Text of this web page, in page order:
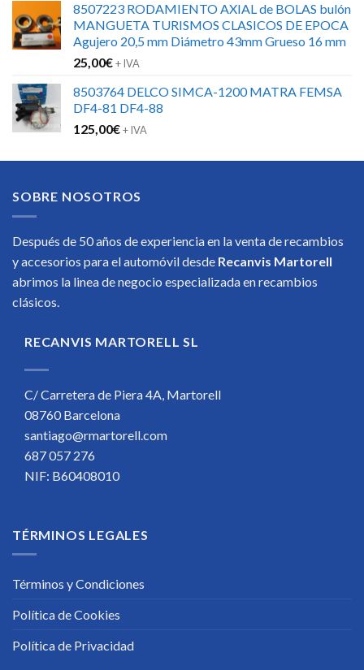
8507223 RODAMIENTO AXIAL de BOLAS bulón
MANGUETA TURISMOS CLASICOS DE EPOCA
Agujero 20,5 mm Diámetro 43mm Grueso 16 mm
25,00€+ IVA
8503764 DELCO SIMCA-1200 MATRA FEMSA
DF4-81 DF4-88
125,00€+ IVA
SOBRE NOSOTROS
Después de 50 años de experiencia en la venta de recambios
y accesorios para el automóvil desde Recanvis Martorell
abrimos la linea de negocio especializada en recambios
clásicos.
RECANVIS MARTORELL SL
C/ Carretera de Piera 4A, Martorell
08760 Barcelona
santiago@rmartorell.com
687 057 276
NIF: B60408010
TÉRMINOS LEGALES
Términos y Condiciones
Política de Cookies
Política de Privacidad